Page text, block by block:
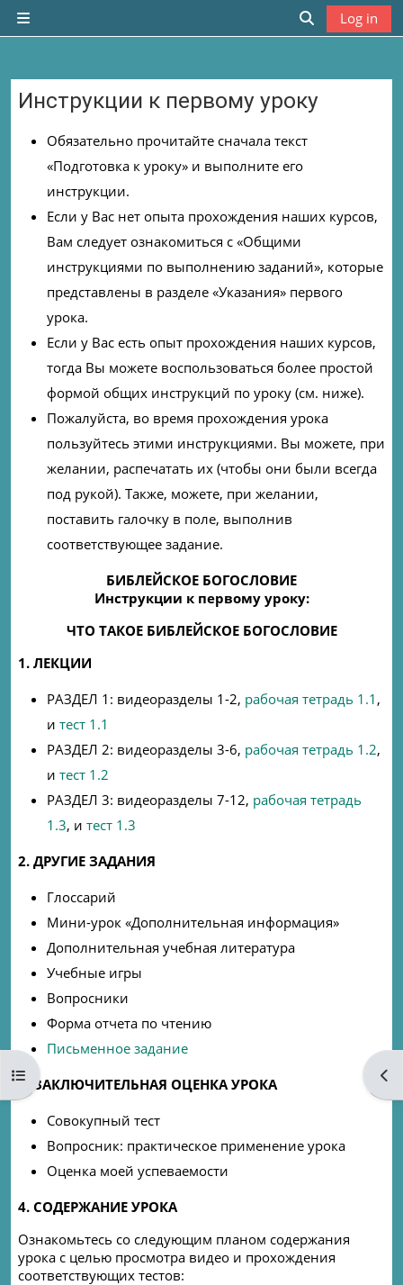
Skip to main content
Side panel
Toggle
Log in
Open course index
Инструкции к первому уроку
Обязательно прочитайте сначала текст
«Подготовка к уроку» и выполните его
инструкции.
Если у Вас нет опыта прохождения наших курсов,
Вам следует ознакомиться с «Общими
инструкциями по выполнению заданий», которые
представлены в разделе «Указания» первого
урока.
Если у Вас есть опыт прохождения наших курсов,
тогда Вы можете воспользоваться более простой
формой общих инструкций по уроку (см. ниже).
Пожалуйста, во время прохождения урока
пользуйтесь этими инструкциями. Вы можете, при
желании, распечатать их (чтобы они были всегда
под рукой). Также, можете, при желании,
поставить галочку в поле, выполнив
соответствующее задание.
БИБЛЕЙСКОЕ БОГОСЛОВИЕ
Инструкции к первому уроку:
ЧТО ТАКОЕ БИБЛЕЙСКОЕ БОГОСЛОВИЕ
1. ЛЕКЦИИ
РАЗДЕЛ 1: видеоразделы 1-2, рабочая тетрадь 1.1 ,
и тест 1.1
РАЗДЕЛ 2: видеоразделы 3-6, рабочая тетрадь 1.2,
и тест 1.2
РАЗДЕЛ 3: видеоразделы 7-12, рабочая тетрадь
1.3, и тест 1.3
2. ДРУГИЕ ЗАДАНИЯ
Глоссарий
Мини-урок «Дополнительная информация»
Дополнительная учебная литература
Учебные игры
Вопросники
Форма отчета по чтению
Письменное задание
3. ЗАКЛЮЧИТЕЛЬНАЯ ОЦЕНКА УРОКА
Совокупный тест
Вопросник: практическое применение урока
Оценка моей успеваемости
4. СОДЕРЖАНИЕ УРОКА
Ознакомьтесь со следующим планом содержания
урока с целью просмотра видео и прохождения
соответствующих тестов: